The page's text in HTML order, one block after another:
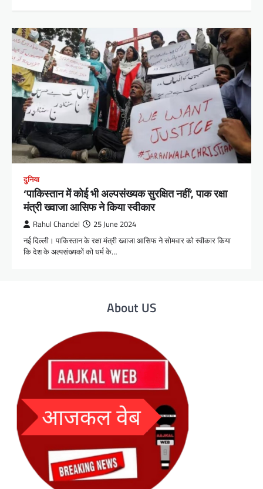
दुनिया
‘पाकिस्तान में कोई भी अल्पसंख्यक सुरक्षित नहीं’, पाक रक्षा
मंत्री ख्वाजा आसिफ ने किया स्वीकार
Rahul Chandel 25 June 2024
नई दिल्ली। पाकिस्तान के रक्षा मंत्री ख्वाजा आसिफ ने सोमवार को स्वीकार किया
कि देश के अल्पसंख्यकों को धर्म के…
About US